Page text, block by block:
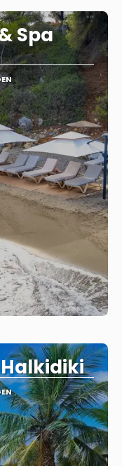
Spa
Halkidiki